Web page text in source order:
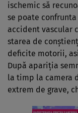
ischemic să
se poate
accident vascular
starea de
deficite motorii,
După apariția
la timp la camera
extrem de grave,